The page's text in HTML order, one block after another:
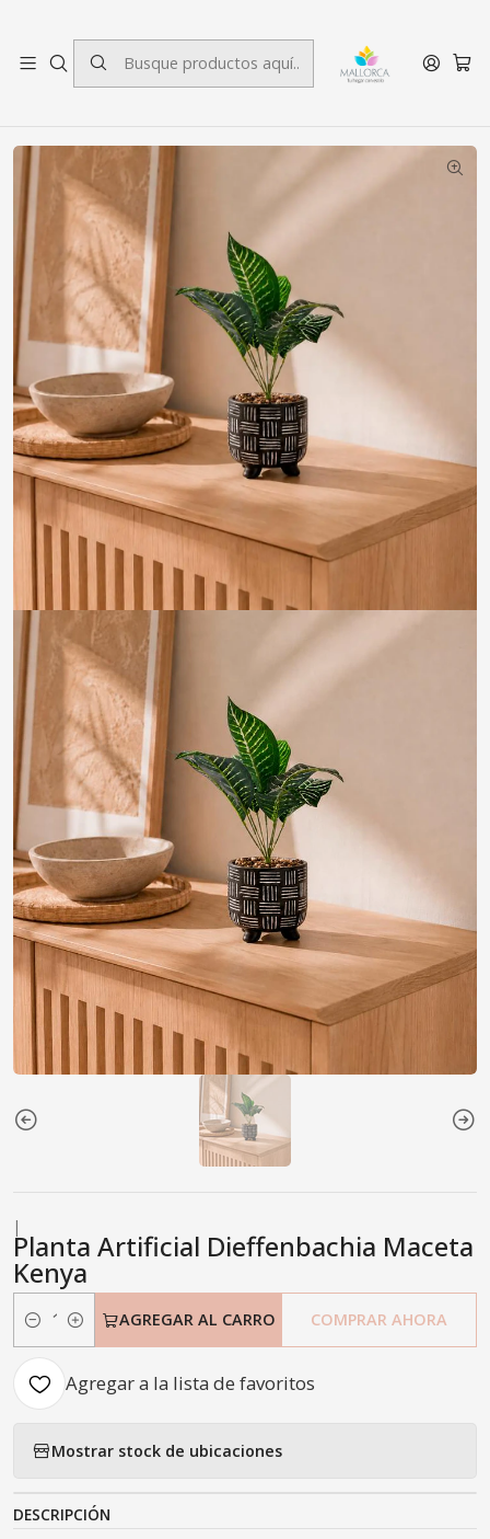
Inicio Decoración Plantas
Planta Artificial Dieffenbachia Maceta Kenya
|
Planta Artificial Dieffenbachia Maceta
Kenya
Cantidad
AGREGAR AL CARRO COMPRAR AHORA
Agregar a la lista de favoritos
Mostrar stock de ubicaciones
DESCRIPCIÓN